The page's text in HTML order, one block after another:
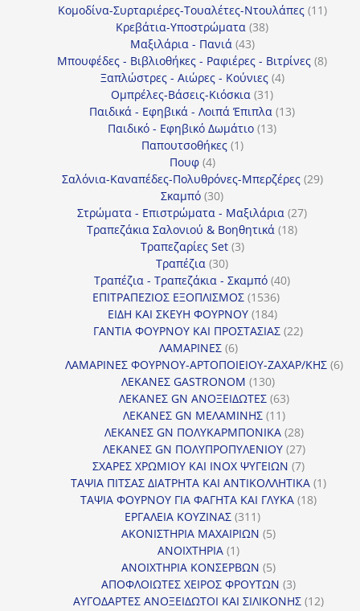
προϊόν
Κομοδίνα-Συρταριέρες-Τουαλέτες-Ντουλάπες 1111
Κρεβάτια-Υποστρώματα 3838
Μαξιλάρια - Πανιά 4343
προϊόντα
Μπουφέδες - Βιβλιοθήκες - Ραφιέρες - Βιτρίνες 88
Ξαπλώστρες - Αιώρες - Κούνιες 44
Ομπρέλες-Βάσεις-Κιόσκια 3131
προϊόντα
Παιδικά - Εφηβικά - Λοιπά Έπιπλα 1313
Παιδικό - Εφηβικό Δωμάτιο 1313
Παπουτσοθήκες 11
Πουφ 44
προϊόντα
Σαλόνια-Καναπέδες-Πολυθρόνες-Μπερζέρες 2929
Σκαμπό 3030
προϊόντα
Στρώματα - Επιστρώματα - Μαξιλάρια 2727
Τραπεζάκια Σαλονιού & Βοηθητικά 1818
Τραπεζαρίες Set 33
Τραπέζια 3030
προϊόντα
Τραπέζια - Τραπεζάκια - Σκαμπό 4040
ΕΠΙΤΡΑΠΕΖΙΟΣ ΕΞΟΠΛΙΣΜΟΣ 15361536
προϊόντα
ΕΙΔΗ ΚΑΙ ΣΚΕΥΗ ΦΟΥΡΝΟΥ 184184
προϊόντα
ΓΑΝΤΙΑ ΦΟΥΡΝΟΥ ΚΑΙ ΠΡΟΣΤΑΣΙΑΣ 2222
ΛΑΜΑΡΙΝΕΣ 66
προϊόντα
ΛΑΜΑΡΙΝΕΣ ΦΟΥΡΝΟΥ-ΑΡΤΟΠΟΙΕΙΟΥ-ΖΑΧΑΡ/ΚΗΣ 66
ΛΕΚΑΝΕΣ GASTRONOM 130130
προϊόντα
ΛΕΚΑΝΕΣ GN ΑΝΟΞΕΙΔΩΤΕΣ 6363
ΛΕΚΑΝΕΣ GN ΜΕΛΑΜΙΝΗΣ 1111
προϊόντα
ΛΕΚΑΝΕΣ GN ΠΟΛΥΚΑΡΜΠΟΝΙΚΑ 2828
προϊόντα
ΛΕΚΑΝΕΣ GN ΠΟΛΥΠΡΟΠΥΛΕΝΙΟΥ 2727
προϊόντα
ΣΧΑΡΕΣ ΧΡΩΜΙΟΥ ΚΑΙ INOX ΨΥΓΕΙΩΝ 77
προϊόντα
ΤΑΨΙΑ ΠΙΤΣΑΣ ΔΙΑΤΡΗΤΑ ΚΑΙ ΑΝΤΙΚΟΛΛΗΤΙΚΑ 11
ΤΑΨΙΑ ΦΟΥΡΝΟΥ ΓΙΑ ΦΑΓΗΤΑ ΚΑΙ ΓΛΥΚΑ 1818
ΕΡΓΑΛΕΙΑ ΚΟΥΖΙΝΑΣ 311311
προϊόντα
ΑΚΟΝΙΣΤΗΡΙΑ ΜΑΧΑΙΡΙΩΝ 55
ΑΝΟΙΧΤΗΡΙΑ 11
προϊόν
ΑΝΟΙΧΤΗΡΙΑ ΚΟΝΣΕΡΒΩΝ 55
προϊόντα
ΑΠΟΦΛΟΙΩΤΕΣ ΧΕΙΡΟΣ ΦΡΟΥΤΩΝ 33
προϊόντα
ΑΥΓΟΔΑΡΤΕΣ ΑΝΟΞΕΙΔΩΤΟΙ ΚΑΙ ΣΙΛΙΚΟΝΗΣ 1212